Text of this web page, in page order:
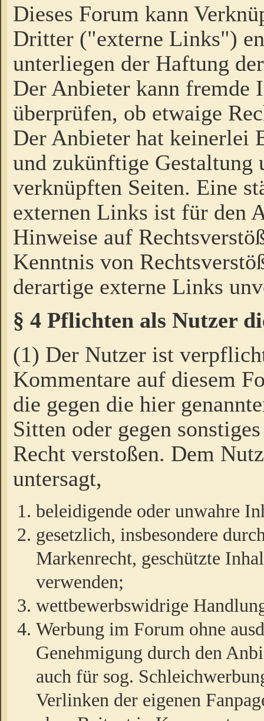
Dieses Forum kann
Dritter ("externe Links")
unterliegen der Haftung
Der Anbieter kann fremde
überprüfen, ob etwaige
Der Anbieter hat keinerlei
und zukünftige Gestaltung
verknüpften Seiten. Eine
externen Links ist für den
Hinweise auf
Kenntnis von
derartige externe Links
§ 4 Pflichten als Nutzer
(1) Der Nutzer ist
Kommentare auf diesem
die gegen die hier
Sitten oder gegen
Recht verstoßen. Dem
untersagt,
beleidigende oder unwahre
gesetzlich, insbesondere
Markenrecht, geschützte
verwenden;
wettbewerbswidrige
Werbung im Forum ohne
Genehmigung durch den
auch für sog.
Verlinken der eigenen